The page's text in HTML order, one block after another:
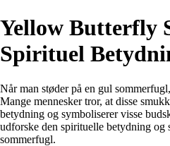
Yellow Butterfly
Spirituel
Når man støder på en gul
Mange mennesker tror, at disse
betydning og symboliserer visse
udforske den spirituelle betydning og
sommerfugl.